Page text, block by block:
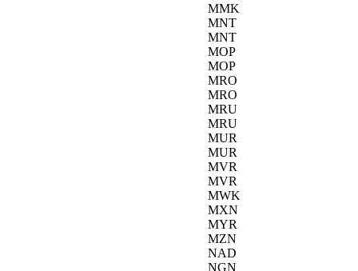
MMK
MNT
MNT
MOP
MOP
MRO
MRO
MRU
MRU
MUR
MUR
MVR
MVR
MWK
MXN
MYR
MZN
NAD
NGN